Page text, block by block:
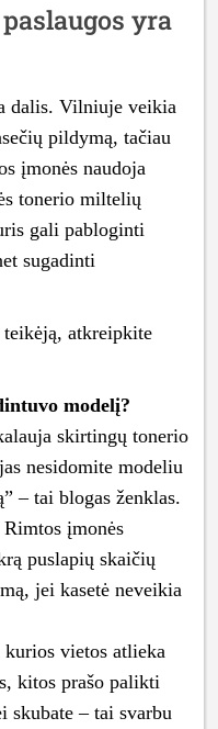
yra
dalis. Vilniuje veikia
pildymą, tačiau
įmonės naudoja
tonerio miltelių
gali pabloginti
sugadinti
teikėją, atkreipkite
modelį?
skirtingų tonerio
nesidomite modeliu
– tai blogas ženklas.
Rimtos įmonės
puslapių skaičių
jei kasetė neveikia
vietos atlieka
kitos prašo palikti
skubate – tai svarbu